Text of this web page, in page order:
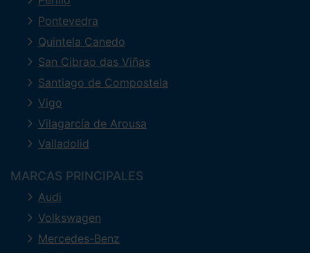
Pontevedra
Quintela Canedo
San Cibrao das Viñas
Santiago de Compostela
Vigo
Vilagarcía de Arousa
Valladolid
MARCAS PRINCIPALES
Audi
Volkswagen
Mercedes-Benz